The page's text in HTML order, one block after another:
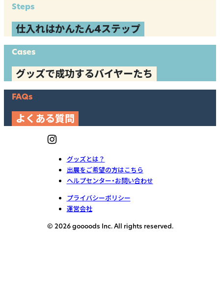
Steps
仕入れはかんたん4ステップ
Cases
グッズで成功するバイヤーたち
FAQs
よくある質問
グッズとは？
出展をご希望の方はこちら
ヘルプセンター・お問い合わせ
プライバシーポリシー
運営会社
© 2026 goooods Inc. All rights reserved.